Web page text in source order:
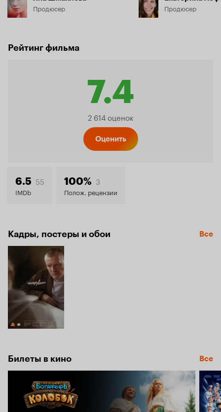
Продюсер Продюсер
Рейтинг фильма
7.4
Рейтинг
7.4
2 614 оценок
Оценить
6.5 55
IMDb
100% 3
Полож. рецензии
Кадры, постеры и обои Все
Билеты в кино Все